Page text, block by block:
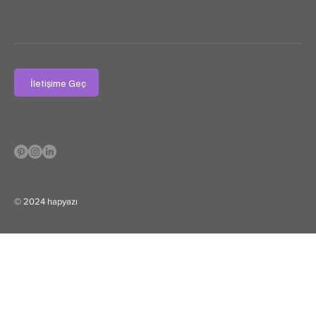
© 2024 hapyazı
İletişime Geç